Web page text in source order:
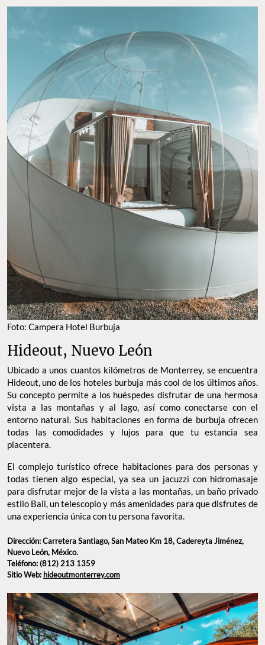
Foto: Campera Hotel Burbuja
Hideout, Nuevo León
Ubicado a unos cuantos kilómetros de Monterrey, se encuentra
Hideout, uno de los hoteles burbuja más cool de los últimos años.
Su concepto permite a los huéspedes disfrutar de una hermosa
vista a las montañas y al lago, así como conectarse con el
entorno natural. Sus habitaciones en forma de burbuja ofrecen
todas las comodidades y lujos para que tu estancia sea
placentera.
El complejo turístico ofrece habitaciones para dos personas y
todas tienen algo especial, ya sea un jacuzzi con hidromasaje
para disfrutar mejor de la vista a las montañas, un baño privado
estilo Bali, un telescopio y más amenidades para que disfrutes de
una experiencia única con tu persona favorita.
Dirección: Carretera Santiago, San Mateo Km 18, Cadereyta Jiménez,
Nuevo León, México.
Teléfono: (812) 213 1359
Sitio Web: hideoutmonterrey.com